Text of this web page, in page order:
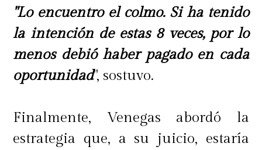
"Lo encuentro el colmo. Si ha tenido
la intención de estas 8 veces, por lo
menos debió haber pagado en cada
oportunidad", sostuvo.
Finalmente, Venegas abordó la
estrategia que, a su juicio, estaría